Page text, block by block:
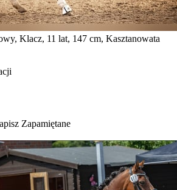
Klacz, 11 lat, 147 cm, Kasztanowata
Zapamiętane